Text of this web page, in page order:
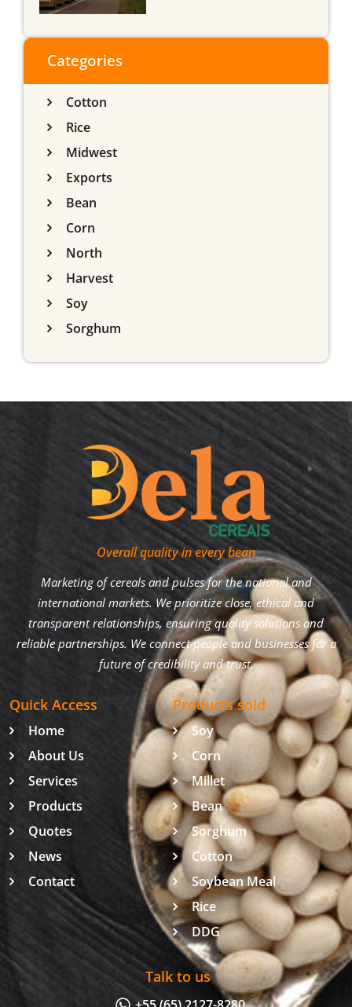
do Sul
Categories
Cotton
Rice
Midwest
Exports
Bean
Corn
North
Harvest
Soy
Sorghum
Overall quality in every bean
Marketing of cereals and pulses for the national and
international markets. We prioritize close, ethical and
transparent relationships, ensuring quality solutions and
reliable partnerships. We connect people and businesses for a
future of credibility and trust.
Quick Access
Home
About Us
Services
Products
Quotes
News
Contact
Products sold
Soy
Corn
Millet
Bean
Sorghum
Cotton
Soybean Meal
Rice
DDG
Talk to us